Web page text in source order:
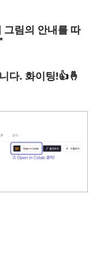
그림의 안내를 따
다. 화이팅!👍🤞